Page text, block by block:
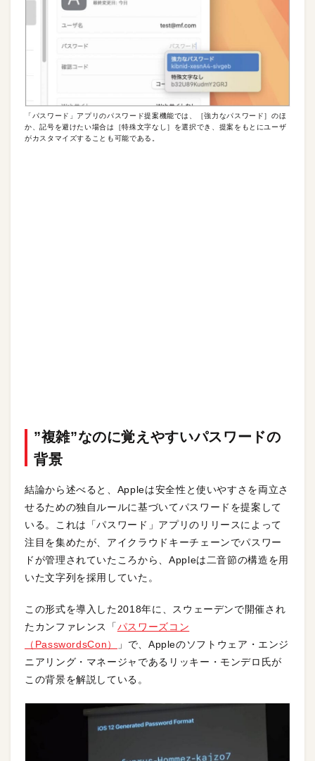
「パスワード」アプリのパスワード提案機能では、［強力なパスワード］のほ
か、記号を避けたい場合は［特殊文字なし］を選択でき、提案をもとにユーザ
がカスタマイズすることも可能である。
”複雑”なのに覚えやすいパスワードの
背景
結論から述べると、Appleは安全性と使いやすさを両立さ
せるための独自ルールに基づいてパスワードを提案して
いる。これは「パスワード」アプリのリリースによって
注目を集めたが、アイクラウドキーチェーンでパスワー
ドが管理されていたころから、Appleは二音節の構造を用
いた文字列を採用していた。
この形式を導入した2018年に、スウェーデンで開催され
たカンファレンス「パスワーズコン
（PasswordsCon）
」で、Appleのソフトウェア・エンジ
ニアリング・マネージャであるリッキー・モンデロ氏が
この背景を解説している。